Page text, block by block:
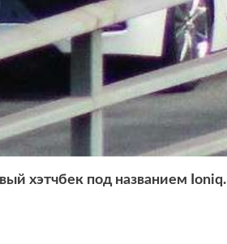
хэтчбек под названием Ioniq.